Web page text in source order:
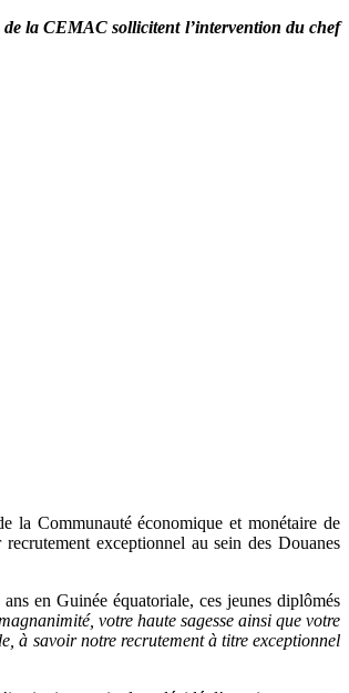
de la CEMAC sollicitent l’intervention du chef
la Communauté économique et monétaire de
exceptionnel au sein des Douanes
en Guinée équatoriale, ces jeunes diplômés
votre haute sagesse ainsi que votre
à savoir notre recrutement à titre exceptionnel